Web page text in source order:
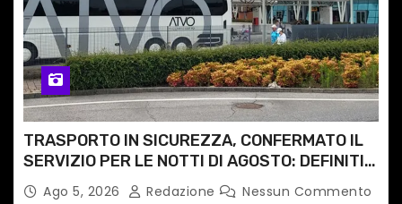
TRASPORTO IN SICUREZZA, CONFERMATO IL
SERVIZIO PER LE NOTTI DI AGOSTO: DEFINITI
PERCORSI, FERMATE E ORARIO
Ago 5, 2026 Redazione Nessun Commento